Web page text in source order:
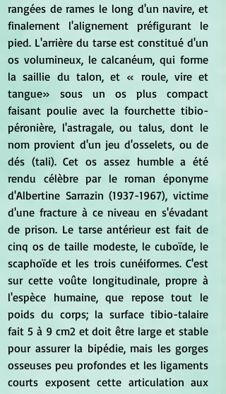
rangées de rames le long d'un navire, et
finalement l'alignement préfigurant le
pied. L'arrière du tarse est constitué d'un
os volumineux, le calcanéum, qui forme
la saillie du talon, et « roule, vire et
tangue» sous un os plus compact
faisant poulie avec la fourchette tibio-
péronière, l'astragale, ou talus, dont le
nom provient d'un jeu d'osselets, ou de
dés (tali). Cet os assez humble a été
rendu célèbre par le roman éponyme
d'Albertine Sarrazin (1937-1967), victime
d'une fracture à ce niveau en s'évadant
de prison. Le tarse antérieur est fait de
cinq os de taille modeste, le cuboïde, le
scaphoïde et les trois cunéiformes. C'est
sur cette voûte longitudinale, propre à
l'espèce humaine, que repose tout le
poids du corps; la surface tibio-talaire
fait 5 à 9 cm2 et doit être large et stable
pour assurer la bipédie, mais les gorges
osseuses peu profondes et les ligaments
courts exposent cette articulation aux